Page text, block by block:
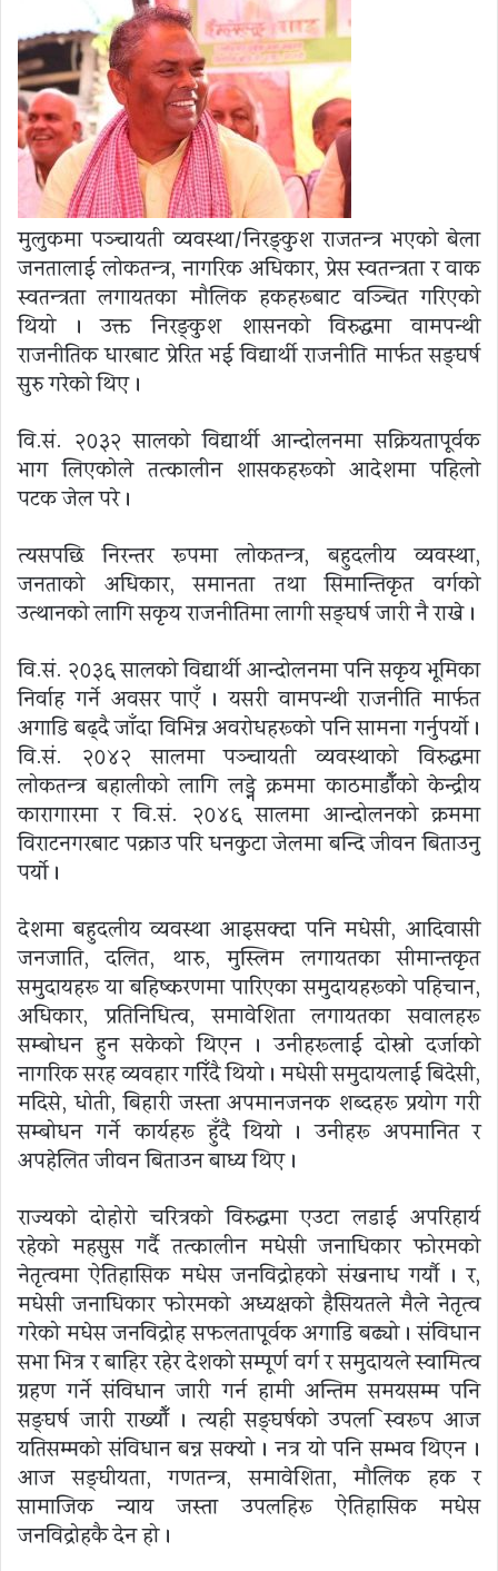
मुलुकमा पञ्चायती व्यवस्था/निरङ्कुश राजतन्त्र भएको बेला
जनतालाई लोकतन्त्र, नागरिक अधिकार, प्रेस स्वतन्त्रता र वाक
स्वतन्त्रता लगायतका मौलिक हकहरूबाट वञ्चित गरिएको
थियो । उक्त निरङ्कुश शासनको विरुद्धमा वामपन्थी
राजनीतिक धारबाट प्रेरित भई विद्यार्थी राजनीति मार्फत सङ्घर्ष
सुरु गरेको थिए ।
वि.सं. २०३२ सालको विद्यार्थी आन्दोलनमा सक्रियतापूर्वक
भाग लिएकोले तत्कालीन शासकहरूको आदेशमा पहिलो
पटक जेल परे ।
त्यसपछि निरन्तर रूपमा लोकतन्त्र, बहुदलीय व्यवस्था,
जनताको अधिकार, समानता तथा सिमान्तिकृत वर्गको
उत्थानको लागि सकृय राजनीतिमा लागी सङ्घर्ष जारी नै राखे ।
वि.सं. २०३६ सालको विद्यार्थी आन्दोलनमा पनि सकृय भूमिका
निर्वाह गर्ने अवसर पाएँ । यसरी वामपन्थी राजनीति मार्फत
अगाडि बढ्दै जाँदा विभिन्न अवरोधहरूको पनि सामना गर्नुपर्यो ।
वि.सं. २०४२ सालमा पञ्चायती व्यवस्थाको विरुद्धमा
लोकतन्त्र बहालीको लागि लड्ने क्रममा काठमाडौँको केन्द्रीय
कारागारमा र वि.सं. २०४६ सालमा आन्दोलनको क्रममा
विराटनगरबाट पक्राउ परि धनकुटा जेलमा बन्दि जीवन बिताउनु
पर्यो ।
देशमा बहुदलीय व्यवस्था आइसक्दा पनि मधेसी, आदिवासी
जनजाति, दलित, थारु, मुस्लिम लगायतका सीमान्तकृत
समुदायहरू या बहिष्करणमा पारिएका समुदायहरूको पहिचान,
अधिकार, प्रतिनिधित्व, समावेशिता लगायतका सवालहरू
सम्बोधन हुन सकेको थिएन । उनीहरूलाई दोस्रो दर्जाको
नागरिक सरह व्यवहार गरिँदै थियो । मधेसी समुदायलाई बिदेसी,
मदिसे, धोती, बिहारी जस्ता अपमानजनक शब्दहरू प्रयोग गरी
सम्बोधन गर्ने कार्यहरू हुँदै थियो । उनीहरू अपमानित र
अपहेलित जीवन बिताउन बाध्य थिए ।
राज्यको दोहोरो चरित्रको विरुद्धमा एउटा लडाई अपरिहार्य
रहेको महसुस गर्दै तत्कालीन मधेसी जनाधिकार फोरमको
नेतृत्वमा ऐतिहासिक मधेस जनविद्रोहको संखनाध गर्यौ । र,
मधेसी जनाधिकार फोरमको अध्यक्षको हैसियतले मैले नेतृत्व
गरेको मधेस जनविद्रोह सफलतापूर्वक अगाडि बढ्यो । संविधान
सभा भित्र र बाहिर रहेर देशको सम्पूर्ण वर्ग र समुदायले स्वामित्व
ग्रहण गर्ने संविधान जारी गर्न हामी अन्तिम समयसम्म पनि
सङ्घर्ष जारी राख्यौँ । त्यही सङ्घर्षको उपलब्धि स्वरूप आज
यतिसम्मको संविधान बन्न सक्यो । नत्र यो पनि सम्भव थिएन ।
आज सङ्घीयता, गणतन्त्र, समावेशिता, मौलिक हक र
सामाजिक न्याय जस्ता उपलब्धिहरू ऐतिहासिक मधेस
जनविद्रोहकै देन हो ।